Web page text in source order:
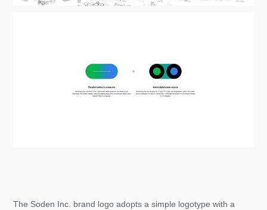
The Soden Inc. brand logo adopts a simple logotype with a